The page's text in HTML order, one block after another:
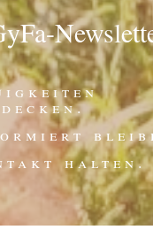
halten.